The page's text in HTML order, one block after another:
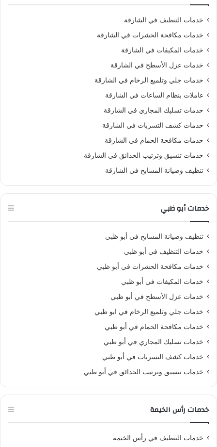
خدمات التنظيف في الشارقة
خدمات مكافحة الحشرات في الشارقة
خدمات المكيفات في الشارقة
خدمات عزل الأسطح في الشارقة
خدمات جلي وتلميع الرخام في الشارقة
عاملات بنظام الساعات في الشارقة
خدمات تسليك المجاري في الشارقة
خدمات كشف التسربات في الشارقة
خدمات مكافحة الحمام في الشارقة
خدمات تنسيق وترتيب الحدائق في الشارقة
تنظيف وصيانة المسابح في الشارقة
خدمات أبو ظبي
تنظيف وصيانة المسابح في أبو ظبي
خدمات التنظيف في أبو ظبي
خدمات مكافحة الحشرات في أبو ظبي
خدمات المكيفات في أبو ظبي
خدمات عزل الأسطح في أبو ظبي
خدمات جلي وتلميع الرخام في ابو ظبي
خدمات مكافحة الحمام في أبو ظبي
خدمات تسليك المجاري في أبو ظبي
خدمات كشف التسربات في أبو ظبي
خدمات تنسيق وترتيب الحدائق في أبو ظبي
خدمات رأس الخيمة
خدمات التنظيف في رأس الخيمة